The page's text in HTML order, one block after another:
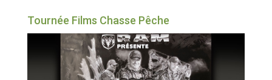
Tournée Films Chasse Pêche